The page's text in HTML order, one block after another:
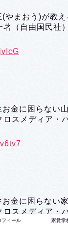
(やまおう)が教
（自由国民社）
金に困らない
ロスメディア・
金に困らない
ロスメディア・
フィール 家賃学